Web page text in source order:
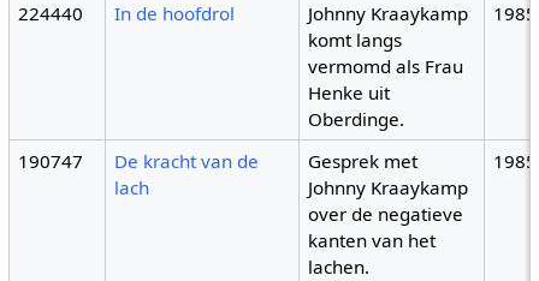
224440
In de hoofdrol
Johnny Kraaykamp
komt langs
vermomd als Frau
Henke uit
Oberdinge.
1985
190747
De kracht van de
lach
Gesprek met
Johnny Kraaykamp
over de negatieve
kanten van het
lachen.
1985